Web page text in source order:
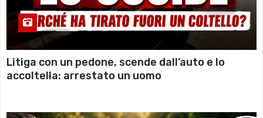
Litiga con un pedone, scende dall’auto e lo
accoltella: arrestato un uomo